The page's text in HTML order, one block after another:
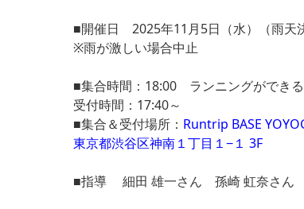
■開催日 2025年11月5日（水）（雨天
※雨が激しい場合中止
■集合時間：18:00 ランニングができ
受付時間：17:40～
■集合＆受付場所： Runtrip BASE
東京都渋谷区神南１丁目１−１ 3F
■指導 細田 雄一さん 孫崎 虹奈さん